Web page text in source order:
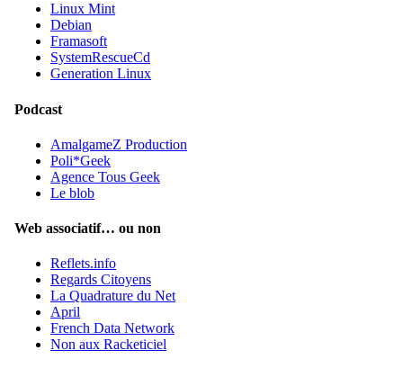
Linux Mint
Debian
Framasoft
SystemRescueCd
Generation Linux
Podcast
AmalgameZ Production
Poli*Geek
Agence Tous Geek
Le blob
Web associatif… ou non
Reflets.info
Regards Citoyens
La Quadrature du Net
April
French Data Network
Non aux Racketiciel